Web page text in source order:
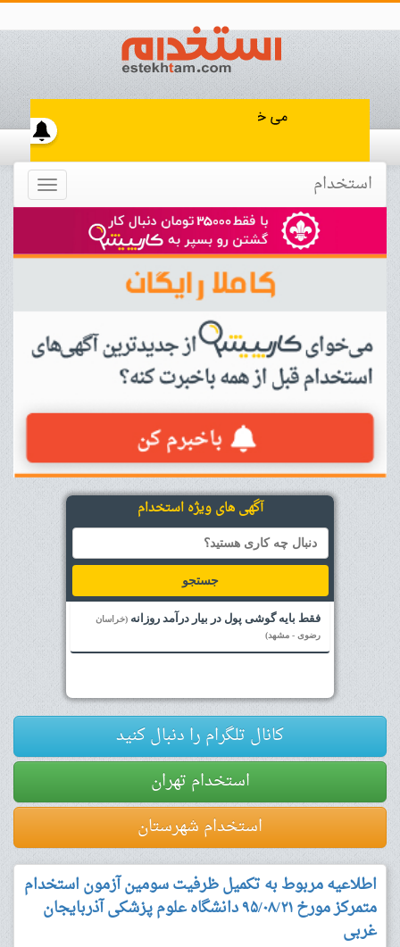
Toggle استخدام
آگهی های ویژه استخدام
جستجو
فقط بایه گوشی پول در بیار درآمد روزانه (خراسان
رضوی - مشهد)
کانال تلگرام را دنبال کنید
استخدام تهران
استخدام شهرستان
اطلاعیه مربوط به تکمیل ظرفیت سومین آزمون استخدام
متمرکز مورخ ۹۵/۰۸/۲۱ دانشگاه علوم پزشکی آذربایجان
غربی